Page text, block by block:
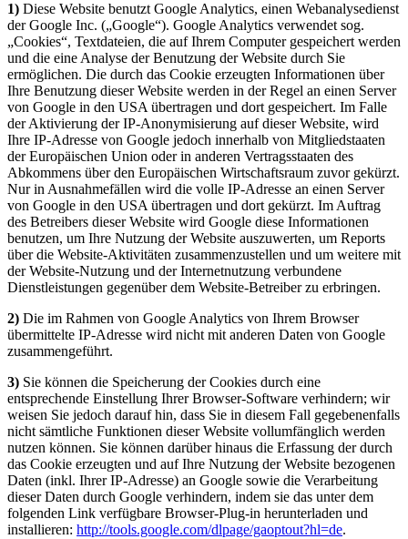
1) Diese Website benutzt Google Analytics, einen Webanalysedienst
der Google Inc. („Google“). Google Analytics verwendet sog.
„Cookies“, Textdateien, die auf Ihrem Computer gespeichert werden
und die eine Analyse der Benutzung der Website durch Sie
ermöglichen. Die durch das Cookie erzeugten Informationen über
Ihre Benutzung dieser Website werden in der Regel an einen Server
von Google in den USA übertragen und dort gespeichert. Im Falle
der Aktivierung der IP-Anonymisierung auf dieser Website, wird
Ihre IP-Adresse von Google jedoch innerhalb von Mitgliedstaaten
der Europäischen Union oder in anderen Vertragsstaaten des
Abkommens über den Europäischen Wirtschaftsraum zuvor gekürzt.
Nur in Ausnahmefällen wird die volle IP-Adresse an einen Server
von Google in den USA übertragen und dort gekürzt. Im Auftrag
des Betreibers dieser Website wird Google diese Informationen
benutzen, um Ihre Nutzung der Website auszuwerten, um Reports
über die Website-Aktivitäten zusammenzustellen und um weitere mit
der Website-Nutzung und der Internetnutzung verbundene
Dienstleistungen gegenüber dem Website-Betreiber zu erbringen.
2) Die im Rahmen von Google Analytics von Ihrem Browser
übermittelte IP-Adresse wird nicht mit anderen Daten von Google
zusammengeführt.
3) Sie können die Speicherung der Cookies durch eine
entsprechende Einstellung Ihrer Browser-Software verhindern; wir
weisen Sie jedoch darauf hin, dass Sie in diesem Fall gegebenenfalls
nicht sämtliche Funktionen dieser Website vollumfänglich werden
nutzen können. Sie können darüber hinaus die Erfassung der durch
das Cookie erzeugten und auf Ihre Nutzung der Website bezogenen
Daten (inkl. Ihrer IP-Adresse) an Google sowie die Verarbeitung
dieser Daten durch Google verhindern, indem sie das unter dem
folgenden Link verfügbare Browser-Plug-in herunterladen und
installieren: http://tools.google.com/dlpage/gaoptout?hl=de.